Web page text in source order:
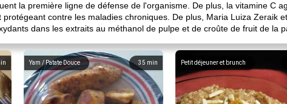
la première ligne de défense de l'organisme. De plus, la vitamine C
contre les maladies chroniques. De plus, Maria Luiza Zeraik
dans les extraits au méthanol de pulpe et de croûte de fruit de la
35 min
Yam / Patate Douce Petit déjeuner et brunch